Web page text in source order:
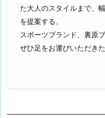
た大人のスタイルまで、
を提案する。
スポーツブランド、裏原
ぜひ足をお運びいただきた